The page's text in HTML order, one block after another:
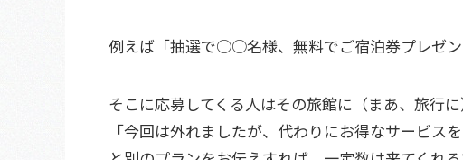
例えば「抽選で○○名様、無料でご宿泊券プレゼン
そこに応募してくる人はその旅館に（まあ、旅行
「今回は外れましたが、代わりにお得なサービスを